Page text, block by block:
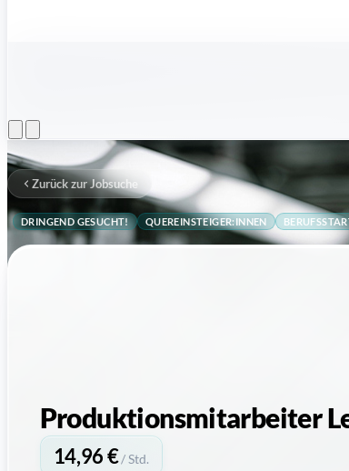
Zurück zur Jobsuche
DRINGEND GESUCHT! QUEREINSTEIGER:INNEN
Produktionsmitarbeiter
14,96 €/ Std.